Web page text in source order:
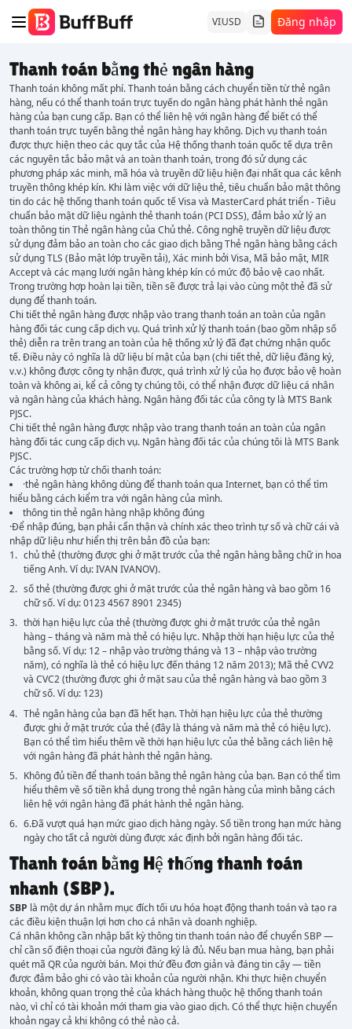
VIUSD Đăng nhập
Thanh toán bằng thẻ ngân hàng
Thanh toán không mất phí. Thanh toán bằng cách chuyển tiền từ thẻ ngân
hàng, nếu có thể thanh toán trực tuyến do ngân hàng phát hành thẻ ngân
hàng của bạn cung cấp. Bạn có thể liên hệ với ngân hàng để biết có thể
thanh toán trực tuyến bằng thẻ ngân hàng hay không. Dịch vụ thanh toán
được thực hiện theo các quy tắc của Hệ thống thanh toán quốc tế dựa trên
các nguyên tắc bảo mật và an toàn thanh toán, trong đó sử dụng các
phương pháp xác minh, mã hóa và truyền dữ liệu hiện đại nhất qua các kênh
truyền thông khép kín. Khi làm việc với dữ liệu thẻ, tiêu chuẩn bảo mật thông
tin do các hệ thống thanh toán quốc tế Visa và MasterCard phát triển - Tiêu
chuẩn bảo mật dữ liệu ngành thẻ thanh toán (PCI DSS), đảm bảo xử lý an
toàn thông tin Thẻ ngân hàng của Chủ thẻ. Công nghệ truyền dữ liệu được
sử dụng đảm bảo an toàn cho các giao dịch bằng Thẻ ngân hàng bằng cách
sử dụng TLS (Bảo mật lớp truyền tải), Xác minh bởi Visa, Mã bảo mật, MIR
Accept và các mạng lưới ngân hàng khép kín có mức độ bảo vệ cao nhất.
Trong trường hợp hoàn lại tiền, tiền sẽ được trả lại vào cùng một thẻ đã sử
dụng để thanh toán.
Chi tiết thẻ ngân hàng được nhập vào trang thanh toán an toàn của ngân
hàng đối tác cung cấp dịch vụ. Quá trình xử lý thanh toán (bao gồm nhập số
thẻ) diễn ra trên trang an toàn của hệ thống xử lý đã đạt chứng nhận quốc
tế. Điều này có nghĩa là dữ liệu bí mật của bạn (chi tiết thẻ, dữ liệu đăng ký,
v.v.) không được công ty nhận được, quá trình xử lý của họ được bảo vệ hoàn
toàn và không ai, kể cả công ty chúng tôi, có thể nhận được dữ liệu cá nhân
và ngân hàng của khách hàng. Ngân hàng đối tác của công ty là MTS Bank
PJSC.
Chi tiết thẻ ngân hàng được nhập vào trang thanh toán an toàn của ngân
hàng đối tác cung cấp dịch vụ. Ngân hàng đối tác của chúng tôi là MTS Bank
PJSC.
Các trường hợp từ chối thanh toán:
·thẻ ngân hàng không dùng để thanh toán qua Internet, bạn có thể tìm
hiểu bằng cách kiểm tra với ngân hàng của mình.
thông tin thẻ ngân hàng nhập không đúng
·Để nhập đúng, bạn phải cẩn thận và chính xác theo trình tự số và chữ cái và
nhập dữ liệu như hiển thị trên bản đồ của bạn:
chủ thẻ (thường được ghi ở mặt trước của thẻ ngân hàng bằng chữ in hoa
tiếng Anh. Ví dụ: IVAN IVANOV).
số thẻ (thường được ghi ở mặt trước của thẻ ngân hàng và bao gồm 16
chữ số. Ví dụ: 0123 4567 8901 2345)
thời hạn hiệu lực của thẻ (thường được ghi ở mặt trước của thẻ ngân
hàng – tháng và năm mà thẻ có hiệu lực. Nhập thời hạn hiệu lực của thẻ
bằng số. Ví dụ: 12 – nhập vào trường tháng và 13 – nhập vào trường
năm), có nghĩa là thẻ có hiệu lực đến tháng 12 năm 2013); Mã thẻ CVV2
và CVC2 (thường được ghi ở mặt sau của thẻ ngân hàng và bao gồm 3
chữ số. Ví dụ: 123)
Thẻ ngân hàng của bạn đã hết hạn. Thời hạn hiệu lực của thẻ thường
được ghi ở mặt trước của thẻ (đây là tháng và năm mà thẻ có hiệu lực).
Bạn có thể tìm hiểu thêm về thời hạn hiệu lực của thẻ bằng cách liên hệ
với ngân hàng đã phát hành thẻ ngân hàng.
Không đủ tiền để thanh toán bằng thẻ ngân hàng của bạn. Bạn có thể tìm
hiểu thêm về số tiền khả dụng trong thẻ ngân hàng của mình bằng cách
liên hệ với ngân hàng đã phát hành thẻ ngân hàng.
6.Đã vượt quá hạn mức giao dịch hàng ngày. Số tiền trong hạn mức hàng
ngày cho tất cả người dùng được xác định bởi ngân hàng đối tác.
Thanh toán bằng Hệ thống thanh toán
nhanh (SBP).
SBP là một dự án nhằm mục đích tối ưu hóa hoạt động thanh toán và tạo ra
các điều kiện thuận lợi hơn cho cá nhân và doanh nghiệp.
Cá nhân không cần nhập bất kỳ thông tin thanh toán nào để chuyển SBP —
chỉ cần số điện thoại của người đăng ký là đủ. Nếu bạn mua hàng, bạn phải
quét mã QR của người bán. Mọi thứ đều đơn giản và đáng tin cậy — tiền
được đảm bảo ghi có vào tài khoản của người nhận. Khi thực hiện chuyển
khoản, không quan trọng thẻ của khách hàng thuộc hệ thống thanh toán
nào, vì chỉ có tài khoản mới tham gia vào giao dịch. Có thể thực hiện chuyển
khoản ngay cả khi không có thẻ nào cả.